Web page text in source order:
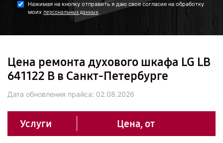
Нажимая на кнопку отправить я даю свое согласие на обработку
моих персональных данных.
Цена ремонта духового шкафа LG LB
641122 B в Санкт-Петербурге
Дата обновления прайса: 02.08.2026
Услуги Цена, от